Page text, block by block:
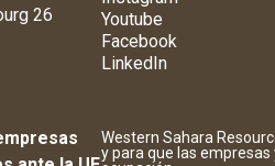
26
Youtube
Facebook
LinkedIn
Western Sahara
y para que las